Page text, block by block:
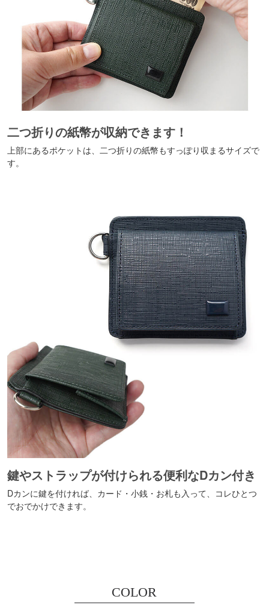
二つ折りの紙幣が収納できます！
上部にあるポケットは、二つ折りの紙幣もすっぽり収まるサイズで
す。
鍵やストラップが付けられる便利なDカン付き
Dカンに鍵を付ければ、カード・小銭・お札も入って、コレひとつ
でおでかけできます。
COLOR